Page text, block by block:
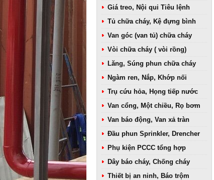
Giá treo, Nội qui Tiêu lệnh
Tủ chữa cháy, Kệ đựng bình
Van góc (van tủ) chữa cháy
Vòi chữa cháy ( vòi rồng)
Lăng, Súng phun chữa cháy
Ngàm ren, Nắp, Khớp nối
Trụ cứu hỏa, Họng tiếp nước
Van cổng, Một chiều, Rọ bơm
Van báo động, Van xả tràn
Đầu phun Sprinkler, Drencher
Phụ kiện PCCC tổng hợp
Dây báo cháy, Chống cháy
Thiết bị an ninh, Báo trộm